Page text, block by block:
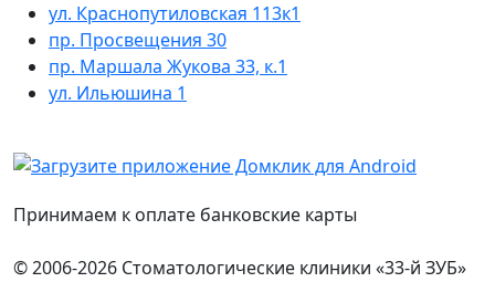
ул. Краснопутиловская 113к1
пр. Просвещения 30
пр. Маршала Жукова 33, к.1
ул. Ильюшина 1
Принимаем к оплате банковские карты
© 2006-2026 Стоматологические клиники «33-й ЗУБ»